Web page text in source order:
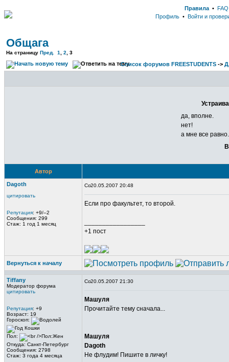
Правила • FAQ
Профиль • Войти и
Общага
На страницу Пред. 1 2 3
Список форумов FREESTUDENTS ->
да, вполне.
нет!
а мне все
Автор
Dagoth
цитировать
Репутация: +9/–2
Сообщения: 299
Стаж: 1 год 1 месяц
20.05.2007 20:48
Если про факультет, то второй.
+1 пост
Вернуться к началу
Tiffany
Модератор форума
цитировать
Репутация: +9
Возраст: 19
Гороскоп:
Пол:
Откуда: Санкт-Петербург
Сообщения: 2798
Стаж: 3 года 4 месяца
20.05.2007 21:30
Машуля
Прочитайте тему сначала...
Машуля
Dagoth
Не флудим! Пишите в личку!